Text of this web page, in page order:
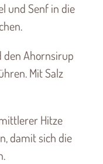
und Senf in die
den Ahornsirup
Mit Salz
Hitze
damit sich die